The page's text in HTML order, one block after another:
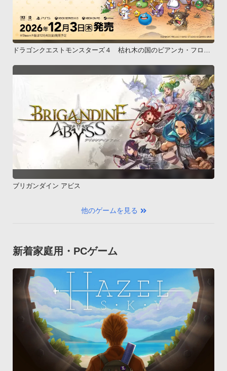
ドラゴンクエストモンスターズ４ 枯れ木の国のビアンカ・フロー
ブリガンダイン アビス
他のゲームを見る
新着家庭用・PCゲーム